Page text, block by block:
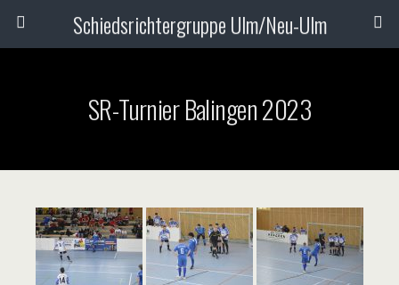
Schiedsrichtergruppe Ulm/Neu-Ulm
SR-Turnier Balingen 2023